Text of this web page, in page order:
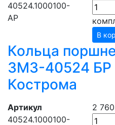
40524.1000100-
АР
В
Кольца
ЗМЗ-40524 БР
Кострома
Артикул
40524.1000100-
2